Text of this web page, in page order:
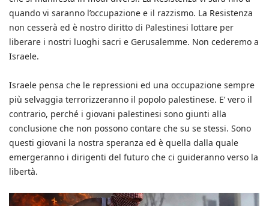
quando vi saranno l’occupazione e il razzismo. La Resistenza
non cesserà ed è nostro diritto di Palestinesi lottare per
liberare i nostri luoghi sacri e Gerusalemme. Non cederemo a
Israele.
Israele pensa che le repressioni ed una occupazione sempre
più selvaggia terrorizzeranno il popolo palestinese. E’ vero il
contrario, perché i giovani palestinesi sono giunti alla
conclusione che non possono contare che su se stessi. Sono
questi giovani la nostra speranza ed è quella dalla quale
emergeranno i dirigenti del futuro che ci guideranno verso la
libertà.